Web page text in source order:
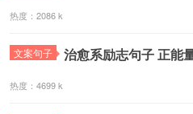
热度：2086 k
文案句子 治愈系励志句子 正能
热度：4699 k